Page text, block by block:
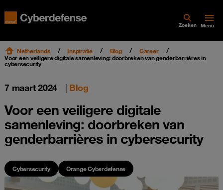
Zoeken Menu
Netherlands Inspiratie Blog
Career
Voor een veiligere digitale samenleving: doorbreken van genderbarrières in
cybersecurity
7 maart 2024 | Blog
Voor een veiligere digitale
samenleving: doorbreken van
genderbarrières in cybersecurity
Cybersecurity Orange Cyberdefense